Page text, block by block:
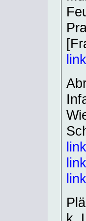
link
link
link
link